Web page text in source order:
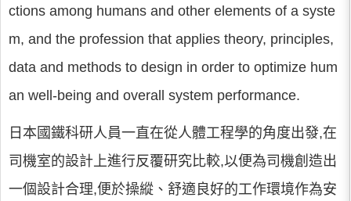
ctions among humans and other elements of a syste
m, and the profession that applies theory, principles,
data and methods to design in order to optimize hum
an well-being and overall system performance.
日本國鐵科研人員一直在從人體工程學的角度出發,在
司機室的設計上進行反覆研究比較,以便為司機創造出
一個設計合理,便於操縱、舒適良好的工作環境作為安